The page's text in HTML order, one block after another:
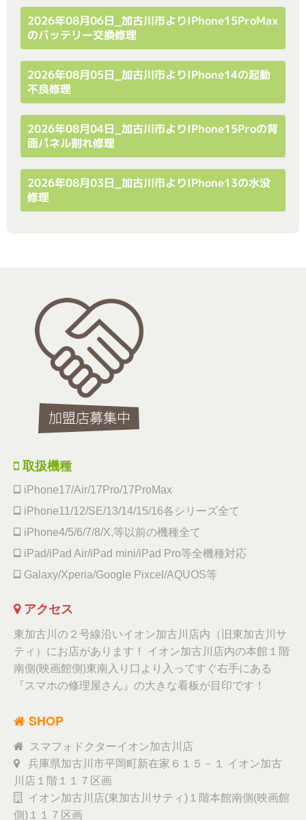
2026年08月06日_加古川市よりiPhone15ProMax
のバッテリー交換修理
2026年08月05日_加古川市よりiPhone14の起動
不良修理
2026年08月04日_加古川市よりiPhone15Proの背
面パネル割れ修理
2026年08月03日_加古川市よりiPhone13の水没
修理
取扱機種
iPhone17/Air/17Pro/17ProMax
iPhone11/12/SE/13/14/15/16各シリーズ全て
iPhone4/5/6/7/8/X,等以前の機種全て
iPad/iPad Air/iPad mini/iPad Pro等全機種対応
Galaxy/Xperia/Google Pixcel/AQUOS等
アクセス
東加古川の２号線沿いイオン加古川店内（旧東加古川サ
ティ）にお店があります！ イオン加古川店内の本館１階
南側(映画館側)東南入り口より入ってすぐ右手にある
『スマホの修理屋さん』の大きな看板が目印です！
SHOP
スマフォドクターイオン加古川店
兵庫県加古川市平岡町新在家６１５－１ イオン加古
川店１階１１７区画
イオン加古川店(東加古川サティ)１階本館南側(映画館
側)１１７区画